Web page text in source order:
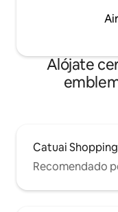
Alójate
Catuai Shopping
Recomendado